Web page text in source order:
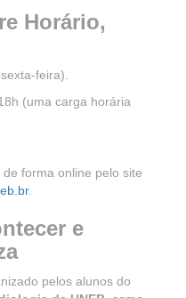
Horário,
feira).
(uma carga horária
de forma online pelo site
.
e
pelos alunos do